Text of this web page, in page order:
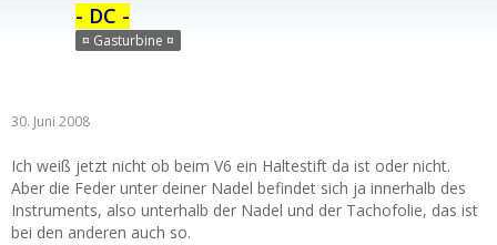
- DC -
¤ Gasturbine ¤
30. Juni 2008
Ich weiß jetzt nicht ob beim V6 ein Haltestift da ist oder nicht.
Aber die Feder unter deiner Nadel befindet sich ja innerhalb des
Instruments, also unterhalb der Nadel und der Tachofolie, das ist
bei den anderen auch so.